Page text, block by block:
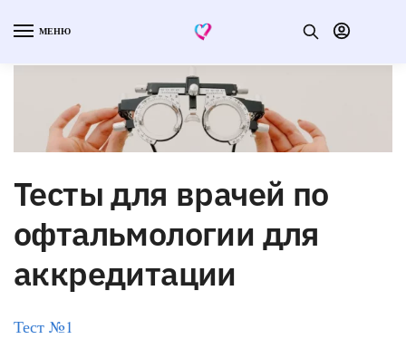
МЕНЮ
Тесты для врачей по
офтальмологии для
аккредитации
Тест №1